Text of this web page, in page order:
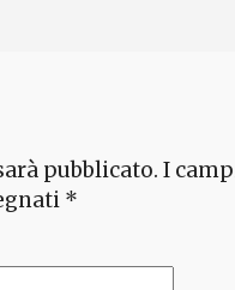
pubblicato. I
*